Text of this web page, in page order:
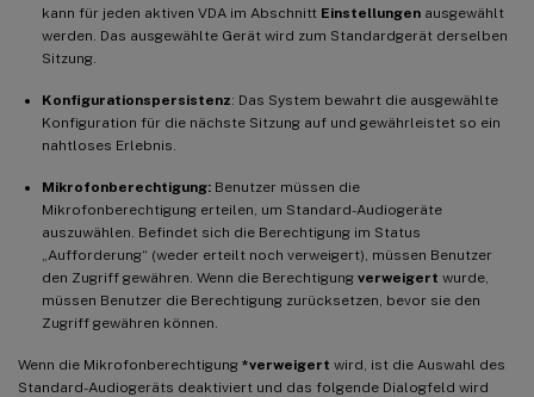
kann für jeden aktiven VDA im Abschnitt Einstellungen ausgewählt
werden. Das ausgewählte Gerät wird zum Standardgerät derselben
Sitzung.
Konfigurationspersistenz: Das System bewahrt die ausgewählte
Konfiguration für die nächste Sitzung auf und gewährleistet so ein
nahtloses Erlebnis.
Mikrofonberechtigung: Benutzer müssen die
Mikrofonberechtigung erteilen, um Standard-Audiogeräte
auszuwählen. Befindet sich die Berechtigung im Status
„Aufforderung“ (weder erteilt noch verweigert), müssen Benutzer
den Zugriff gewähren. Wenn die Berechtigung verweigert wurde,
müssen Benutzer die Berechtigung zurücksetzen, bevor sie den
Zugriff gewähren können.
Wenn die Mikrofonberechtigung *verweigert wird, ist die Auswahl des
Standard-Audiogeräts deaktiviert und das folgende Dialogfeld wird